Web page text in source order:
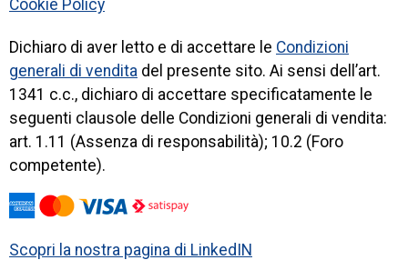
Cookie Policy
Dichiaro di aver letto e di accettare le Condizioni
generali di vendita del presente sito. Ai sensi dell’art.
1341 c.c., dichiaro di accettare specificatamente le
seguenti clausole delle Condizioni generali di vendita:
art. 1.11 (Assenza di responsabilità); 10.2 (Foro
competente).
Scopri la nostra pagina di LinkedIN